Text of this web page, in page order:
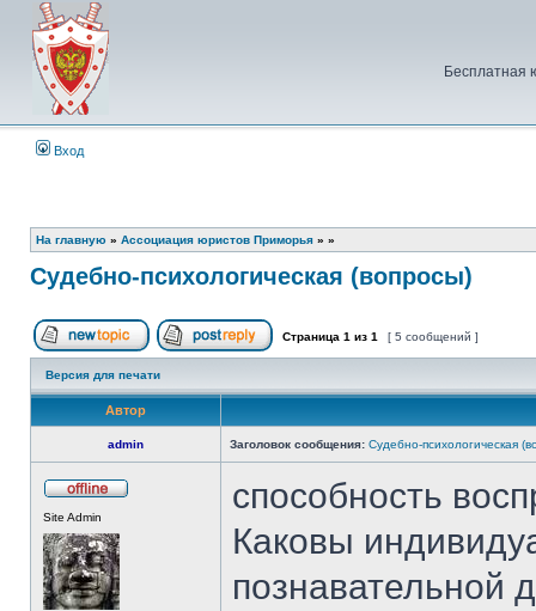
Бесплатная
Вход
На главную » Ассоциация юристов Приморья » »
Судебно-психологическая (вопросы)
Начать новую тему Ответить на тему
Страница 1 из 1 [ 5 сообщений ]
Версия для печати
Автор
admin Заголовок сообщения: Судебно-психологическая
Site Admin
способность
Каковы
познавательной